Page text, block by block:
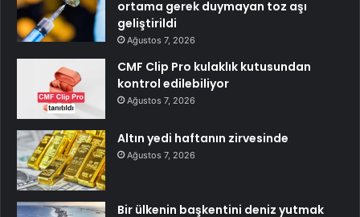
ortama gerek duymayan toz aşı
geliştirildi
Ağustos 7, 2026
CMF Clip Pro kulaklık kutusundan
kontrol edilebiliyor
Ağustos 7, 2026
Altın yedi haftanın zirvesinde
Ağustos 7, 2026
Bir ülkenin başkentini deniz yutmak